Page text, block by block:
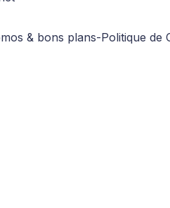
& bons plans-Politique de